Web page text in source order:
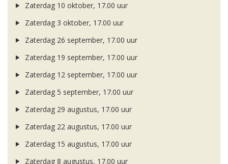
Zaterdag 10 oktober, 17.00 uur
Zaterdag 3 oktober, 17.00 uur
Zaterdag 26 september, 17.00 uur
Zaterdag 19 september, 17.00 uur
Zaterdag 12 september, 17.00 uur
Zaterdag 5 september, 17.00 uur
Zaterdag 29 augustus, 17.00 uur
Zaterdag 22 augustus, 17.00 uur
Zaterdag 15 augustus, 17.00 uur
Zaterdag 8 augustus, 17.00 uur